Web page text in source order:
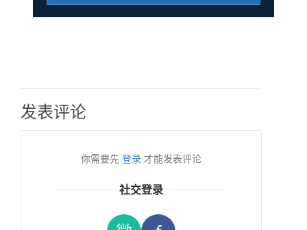
发表评论
你需要先 登录 才能发表评论
社交登录